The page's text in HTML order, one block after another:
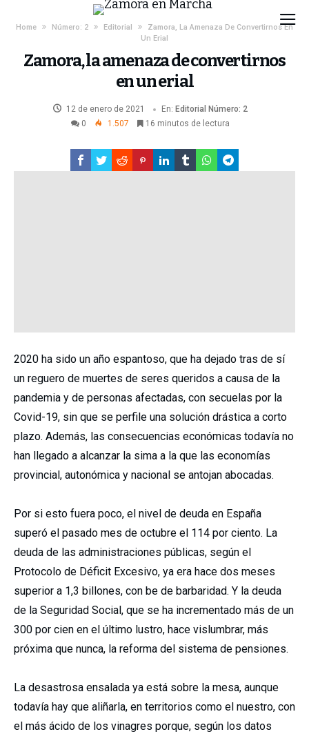
Home Número: 2 Editorial
Zamora, La Amenaza De Convertirnos En
Un Erial
Zamora, la amenaza de convertirnos
en un erial
12 de enero de 2021 En: Editorial Número: 2
0
1.507 16 minutos de lectura
2020 ha sido un año espantoso, que ha dejado tras de sí
un reguero de muertes de seres queridos a causa de la
pandemia y de personas afectadas, con secuelas por la
Covid-19, sin que se perfile una solución drástica a corto
plazo. Además, las consecuencias económicas todavía no
han llegado a alcanzar la sima a la que las economías
provincial, autonómica y nacional se antojan abocadas.
Por si esto fuera poco, el nivel de deuda en España
superó el pasado mes de octubre el 114 por ciento. La
deuda de las administraciones públicas, según el
Protocolo de Déficit Excesivo, ya era hace dos meses
superior a 1,3 billones, con be de barbaridad. Y la deuda
de la Seguridad Social, que se ha incrementado más de un
300 por cien en el último lustro, hace vislumbrar, más
próxima que nunca, la reforma del sistema de pensiones.
La desastrosa ensalada ya está sobre la mesa, aunque
todavía hay que aliñarla, en territorios como el nuestro, con
el más ácido de los vinagres porque, según los datos